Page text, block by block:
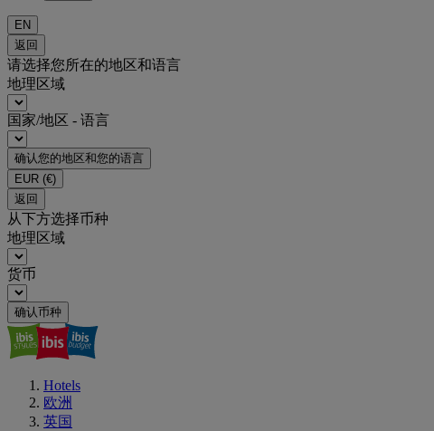
EN
返回
请选择您所在的地区和语言
地理区域
国家/地区 - 语言
确认您的地区和您的语言
EUR (€)
返回
从下方选择币种
地理区域
货币
确认币种
Hotels
欧洲
英国